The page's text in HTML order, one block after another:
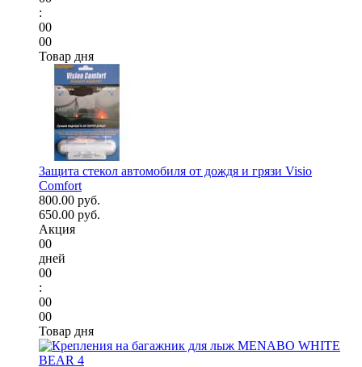
:
00
00
Товар дня
Защита стекол автомобиля от дождя и грязи Visio
Comfort
800.00 руб.
650.00 руб.
Акция
00
дней
00
:
00
00
Товар дня